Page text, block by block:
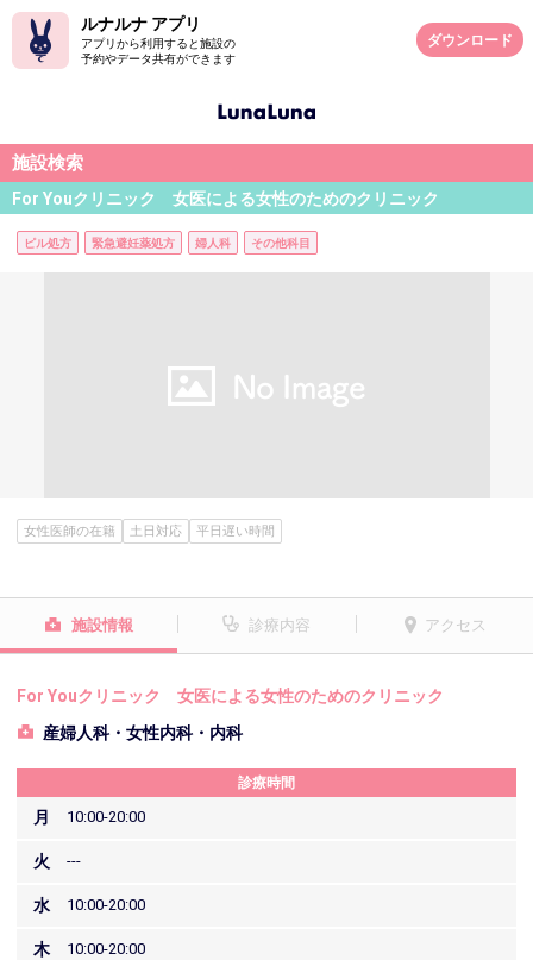
ルナルナ アプリ
アプリから利用すると施設の
予約やデータ共有ができます
ダウンロード
施設検索
For Youクリニック 女医による女性のためのクリニック
ピル処方 緊急避妊薬処方 婦人科 その他科目
女性医師の在籍 土日対応 平日遅い時間
施設情報 診療内容 アクセス
For Youクリニック 女医による女性のためのクリニック
産婦人科・女性内科・内科
診療時間
月 10:00-20:00
火 ---
水 10:00-20:00
木 10:00-20:00